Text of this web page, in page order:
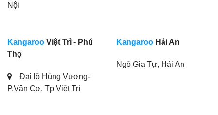
Nội
Kangaroo Việt Trì - Phú
Thọ
Đại lộ Hùng Vương-
P.Vân Cơ, Tp Việt Trì
Kangaroo Hải An
Ngô Gia Tự, Hải An